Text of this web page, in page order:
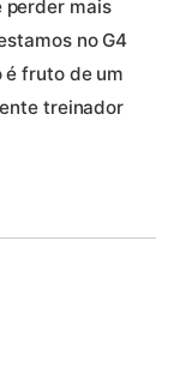
perder mais
no G4
é fruto de um
treinador